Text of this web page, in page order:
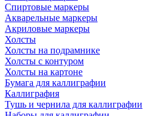
Спиртовые маркеры
Акварельные маркеры
Акриловые маркеры
Холсты
Холсты на подрамнике
Холсты с контуром
Холсты на картоне
Бумага для каллиграфии
Каллиграфия
Тушь и чернила для каллиграфии